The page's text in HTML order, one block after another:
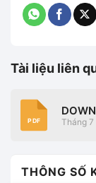
Tài liệu liên
PDF Tháng 7
THÔNG SỐ